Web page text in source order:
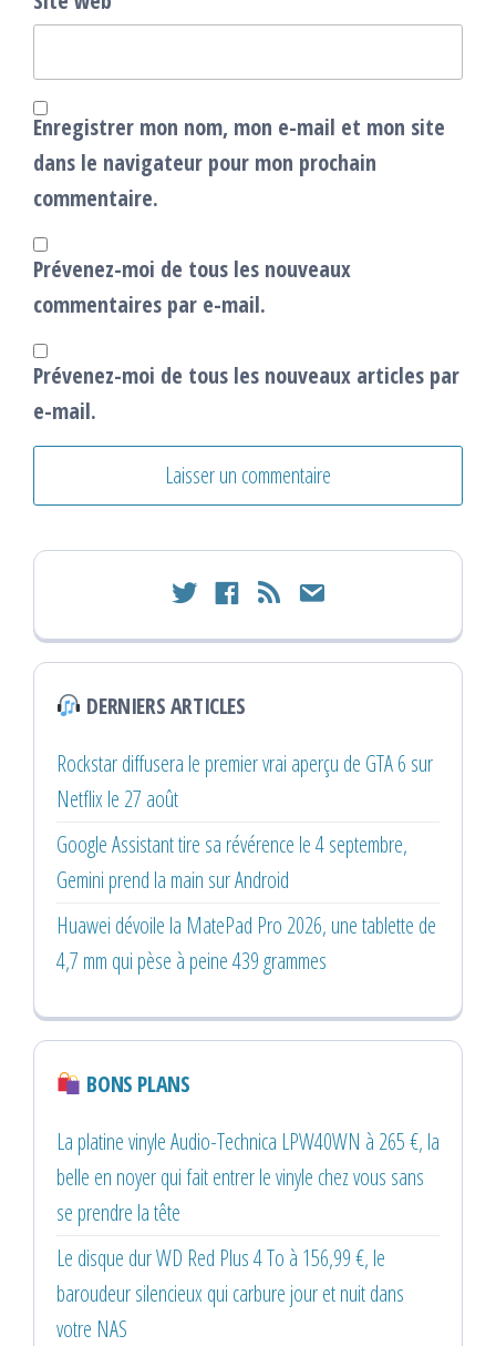
Enregistrer mon nom, mon e-mail et mon site
dans le navigateur pour mon prochain
commentaire.
Prévenez-moi de tous les nouveaux
commentaires par e-mail.
Prévenez-moi de tous les nouveaux articles par
e-mail.
twitter facebook
rss email
DERNIERS ARTICLES
Rockstar diffusera le premier vrai aperçu de GTA 6 sur
Netflix le 27 août
Google Assistant tire sa révérence le 4 septembre,
Gemini prend la main sur Android
Huawei dévoile la MatePad Pro 2026, une tablette de
4,7 mm qui pèse à peine 439 grammes
BONS PLANS
La platine vinyle Audio-Technica LPW40WN à 265 €, la
belle en noyer qui fait entrer le vinyle chez vous sans
se prendre la tête
Le disque dur WD Red Plus 4 To à 156,99 €, le
baroudeur silencieux qui carbure jour et nuit dans
votre NAS